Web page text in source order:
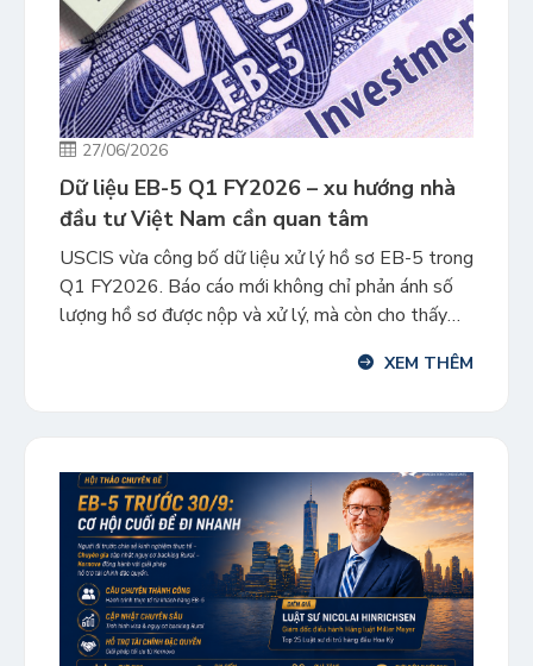
27/06/2026
Dữ liệu EB-5 Q1 FY2026 – xu hướng nhà
đầu tư Việt Nam cần quan tâm
USCIS vừa công bố dữ liệu xử lý hồ sơ EB-5 trong
Q1 FY2026. Báo cáo mới không chỉ phản ánh số
lượng hồ sơ được nộp và xử lý, mà còn cho thấy
độ xét duyệt và triển vọng của chương trình […]
XEM THÊM